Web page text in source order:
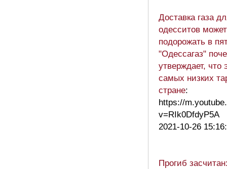
Доставка газа
одесситов может
подорожать в
"Одессагаз"
утверждает, что
самых низких
стране:
https://
v=RIk0DfdyP5A
2021-10-26
Прогиб